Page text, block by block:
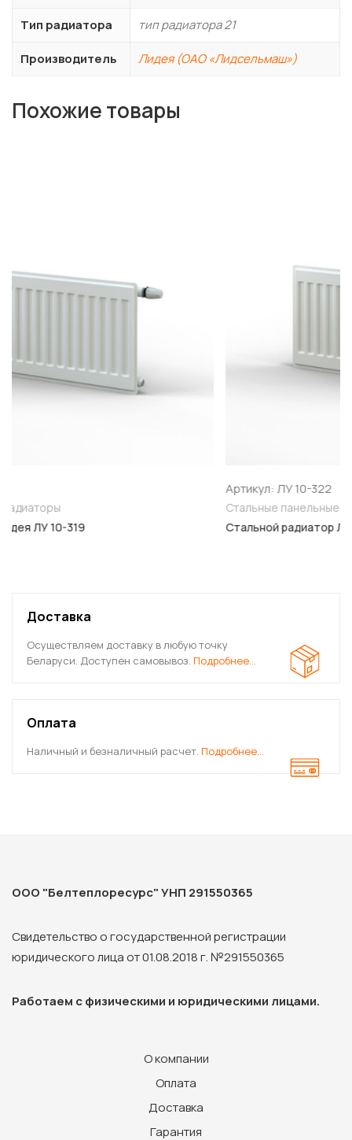
Тип радиатора тип радиатора 21
Производитель Лидея (ОАО «Лидсельмаш»)
Похожие товары
Стальные панельные радиаторы
Стальной радиатор Лидея ЛУ 10-322
Доставка
Осуществляем доставку в любую точку
Беларуси. Доступен самовывоз. Подробнее…
Оплата
Наличный и безналичный расчет. Подробнее…
ООО "Белтеплоресурс" УНП 291550365
Свидетельство о государственной регистрации
юридического лица от 01.08.2018 г. №291550365
Работаем с физическими и юридическими лицами.
О компании
Оплата
Доставка
Гарантия